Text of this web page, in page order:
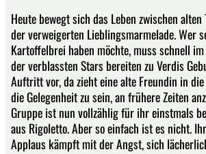
Heute bewegt sich das Leben zwischen alten
der verweigerten Lieblingsmarmelade. Wer
Kartoffelbrei haben möchte, muss schnell
der verblassten Stars bereiten zu Verdis
Auftritt vor, da zieht eine alte Freundin in die
die Gelegenheit zu sein, an frühere Zeiten
Gruppe ist nun vollzählig für ihr einstmals
aus Rigoletto. Aber so einfach ist es nicht.
Applaus kämpft mit der Angst, sich